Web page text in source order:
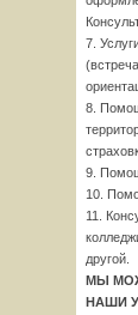
7.
8.
9.
10.
11.
другой.
МЫ
НАШИ